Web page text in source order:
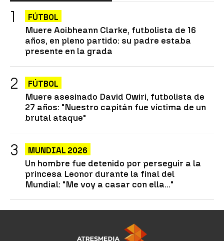
FÚTBOL
Muere Aoibheann Clarke, futbolista de 16
años, en pleno partido: su padre estaba
presente en la grada
FÚTBOL
Muere asesinado David Owiri, futbolista de
27 años: "Nuestro capitán fue víctima de un
brutal ataque"
MUNDIAL 2026
Un hombre fue detenido por perseguir a la
princesa Leonor durante la final del
Mundial: "Me voy a casar con ella..."